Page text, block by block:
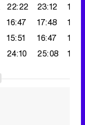
22:22 23:12
16:47 17:48
15:51 16:47
24:10 25:08